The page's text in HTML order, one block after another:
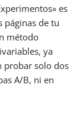
es
páginas de tu
método
ya
probar solo dos
A/B, ni en